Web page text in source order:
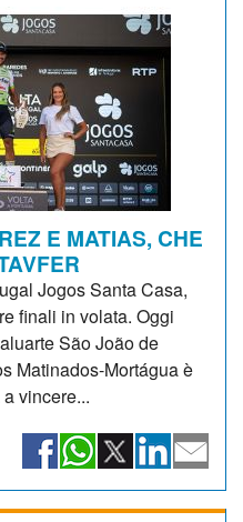
E MATIAS, CHE
Jogos Santa Casa,
finali in volata. Oggi
São João de
Matinados-Mortágua è
vincere...